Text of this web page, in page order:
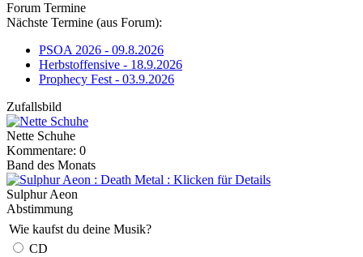
Forum Termine
Nächste Termine (aus Forum):
PSOA 2026 - 09.8.2026
Herbstoffensive - 18.9.2026
Prophecy Fest - 03.9.2026
Zufallsbild
Nette Schuhe
Kommentare: 0
Band des Monats
Sulphur Aeon
Abstimmung
Wie kaufst du deine Musik?
CD